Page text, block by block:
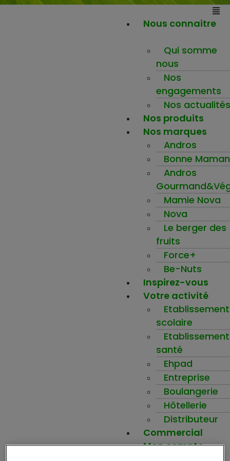
Nous connaitre
Qui somme
nous
Nos
engagements
Nos actualités
Nos produits
Nos marques
Andros
Bonne Maman
Andros
Mamie Nova
Nova
Le berger des
fruits
Force+
Be-Nuts
Inspirez-vous
Votre activité
Etablissement
scolaire
santé
Ehpad
Entreprise
Boulangerie
Hôtellerie
Distributeur
Commercial
Mon compte